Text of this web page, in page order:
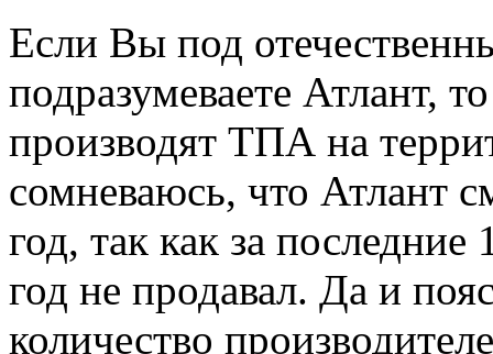
Если Вы под
подразумеваете Атлант,
производят ТПА на
сомневаюсь, что Атлант
год, так как за
год не продавал. Да и
количество